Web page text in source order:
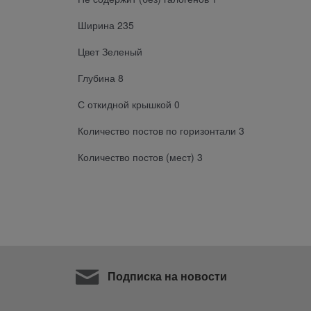
Ширина 235
Цвет Зеленый
Глубина 8
С откидной крышкой 0
Количество постов по горизонтали 3
Количество постов (мест) 3
Подписка на новости